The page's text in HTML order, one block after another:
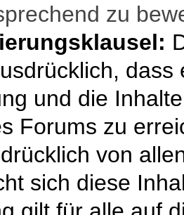
zu
und die
Forums zu
von
sich diese